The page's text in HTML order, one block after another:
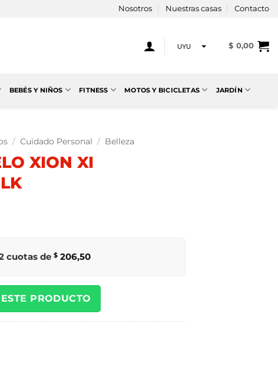
Nosotros Nuestras casas Contacto
UYU $ 0,00
BEBÉS Y NIÑOS FITNESS MOTOS Y BICICLETAS JARDÍN
/ Cuidado Personal / Belleza
XION XI
cuotas de $ 206,50
PRODUCTO